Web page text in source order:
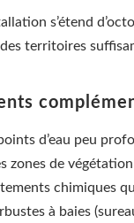
s’étend
territoires
d’eau peu
zones de
chimiques
à baies